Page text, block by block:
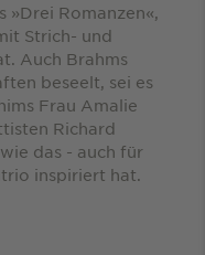
»Drei Romanzen«,
Strich- und
Auch Brahms
beseelt, sei es
Frau Amalie
Richard
das - auch für
inspiriert hat.